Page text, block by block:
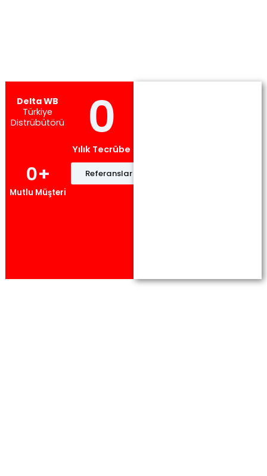
Delta WB
Türkiye
Distrübütörü
Yılık Tecrübe
0
Mutlu Müşteri
0+ Referanslar